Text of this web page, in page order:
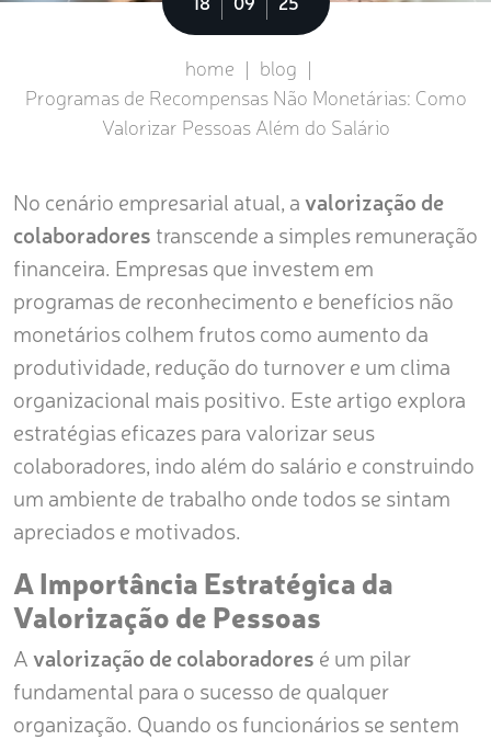
home | blog |
Programas de Recompensas Não Monetárias: Como
Valorizar Pessoas Além do Salário
No cenário empresarial atual, avalorização de
colaboradores transcende a simples remuneração
financeira. Empresas que investem em
programas de reconhecimento e benefícios não
monetários colhem frutos como aumento da
produtividade, redução do turnover e um clima
organizacional mais positivo. Este artigo explora
estratégias eficazes para valorizar seus
colaboradores, indo além do salário e construindo
um ambiente de trabalho onde todos se sintam
apreciados e motivados.
A Importância Estratégica da
Valorização de Pessoas
Avalorização de colaboradores é um pilar
fundamental para o sucesso de qualquer
organização. Quando os funcionários se sentem